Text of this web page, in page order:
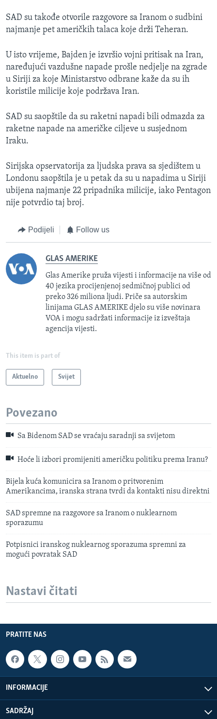
SAD su takođe otvorile razgovore sa Iranom o sudbini
najmanje pet američkih talaca koje drži Teheran.
U isto vrijeme, Bajden je izvršio vojni pritisak na Iran,
naređujući vazdušne napade prošle nedjelje na zgrade
u Siriji za koje Ministarstvo odbrane kaže da su ih
koristile milicije koje podržava Iran.
SAD su saopštile da su raketni napadi bili odmazda za
raketne napade na američke ciljeve u susjednom
Iraku.
Sirijska opservatorija za ljudska prava sa sjedištem u
Londonu saopštila je u petak da su u napadima u Siriji
ubijena najmanje 22 pripadnika milicije, iako Pentagon
nije potvrdio taj broj.
Podijeli Follow us
GLAS AMERIKE
Glas Amerike pruža vijesti i informacije na više od
40 jezika procijenjenoj sedmičnoj publici od
preko 326 miliona ljudi. Priče sa autorskim
linijama GLAS AMERIKE djelo su više novinara
VOA i mogu sadržati informacije iz izveštaja
agencija vijesti.
This item is part of
Aktuelno Svijet
Povezano
Sa Bidenom SAD se vraćaju saradnji sa svijetom
Hoće li izbori promijeniti američku politiku prema Iranu?
Bijela kuća komunicira sa Iranom o pritvorenim
Amerikancima, iranska strana tvrdi da kontakti nisu direktni
SAD spremne na razgovore sa Iranom o nuklearnom
sporazumu
Potpisnici iranskog nuklearnog sporazuma spremni za
mogući povratak SAD
Nastavi čitati
PRATITE NAS
INFORMACIJE
SADRŽAJ